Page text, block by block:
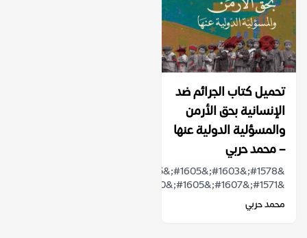
تحميل كتاب الجرائم ضد
الإنسانية بحق الأرمن
والمسؤلية الدولية عنها
– محمد حربي
&#1571;&#1607;&#1605;&#1610;&#1617;&#1614;&#...
محمد حربي